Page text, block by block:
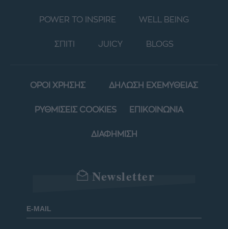
POWER TO INSPIRE WELL BEING
ΣΠΙΤΙ JUICY BLOGS
ΟΡΟΙ ΧΡΗΣΗΣ ΔΗΛΩΣΗ ΕΧΕΜΥΘΕΙΑΣ
ΡΥΘΜΙΣΕΙΣ COOKIES ΕΠΙΚΟΙΝΩΝΙΑ
ΔΙΑΦΗΜΙΣΗ
Newsletter